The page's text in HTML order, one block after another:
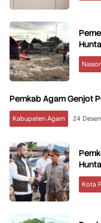
Pemkab Agam Genjot
Kabupaten Agam 24
Kota